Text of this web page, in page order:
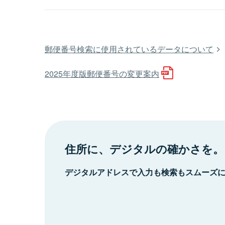
郵便番号検索に使用されているデータについて
2025年度版郵便番号の変更案内
住所に、デジタルの確かさを。
デジタルアドレスで入力も検索もスムーズ